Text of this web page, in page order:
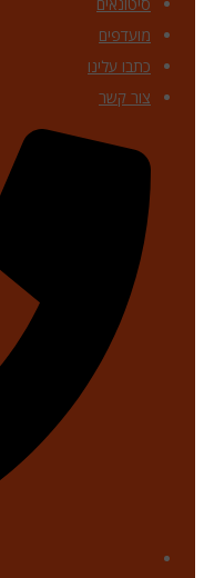
מועדפים
כתבו עלינו
צור קשר